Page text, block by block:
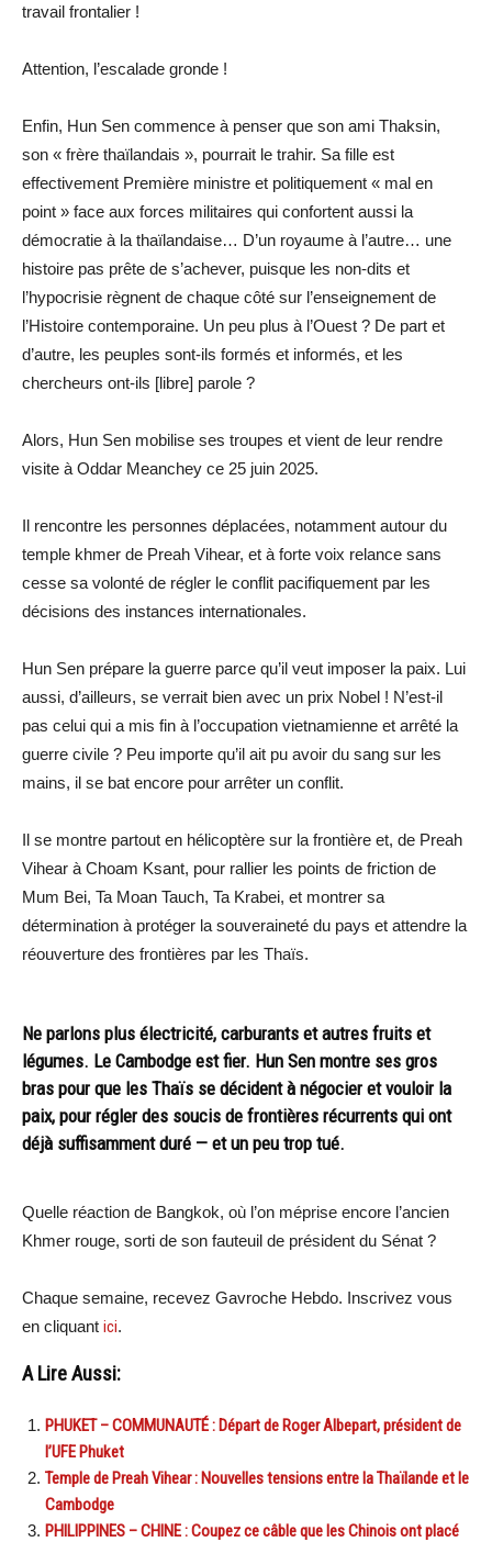
travail frontalier !
Attention, l’escalade gronde !
Enfin, Hun Sen commence à penser que son ami Thaksin,
son « frère thaïlandais », pourrait le trahir. Sa fille est
effectivement Première ministre et politiquement « mal en
point » face aux forces militaires qui confortent aussi la
démocratie à la thaïlandaise… D’un royaume à l’autre… une
histoire pas prête de s’achever, puisque les non-dits et
l’hypocrisie règnent de chaque côté sur l’enseignement de
l’Histoire contemporaine. Un peu plus à l’Ouest ? De part et
d’autre, les peuples sont-ils formés et informés, et les
chercheurs ont-ils [libre] parole ?
Alors, Hun Sen mobilise ses troupes et vient de leur rendre
visite à Oddar Meanchey ce 25 juin 2025.
Il rencontre les personnes déplacées, notamment autour du
temple khmer de Preah Vihear, et à forte voix relance sans
cesse sa volonté de régler le conflit pacifiquement par les
décisions des instances internationales.
Hun Sen prépare la guerre parce qu’il veut imposer la paix. Lui
aussi, d’ailleurs, se verrait bien avec un prix Nobel ! N’est-il
pas celui qui a mis fin à l’occupation vietnamienne et arrêté la
guerre civile ? Peu importe qu’il ait pu avoir du sang sur les
mains, il se bat encore pour arrêter un conflit.
Il se montre partout en hélicoptère sur la frontière et, de Preah
Vihear à Choam Ksant, pour rallier les points de friction de
Mum Bei, Ta Moan Tauch, Ta Krabei, et montrer sa
détermination à protéger la souveraineté du pays et attendre la
réouverture des frontières par les Thaïs.
Ne parlons plus électricité, carburants et autres fruits et
légumes. Le Cambodge est fier. Hun Sen montre ses gros
bras pour que les Thaïs se décident à négocier et vouloir la
paix, pour régler des soucis de frontières récurrents qui ont
déjà suffisamment duré — et un peu trop tué.
Quelle réaction de Bangkok, où l’on méprise encore l’ancien
Khmer rouge, sorti de son fauteuil de président du Sénat ?
Chaque semaine, recevez Gavroche Hebdo. Inscrivez vous
en cliquant ici.
A Lire Aussi:
PHUKET – COMMUNAUTÉ : Départ de Roger Albepart, président de
l’UFE Phuket
Temple de Preah Vihear : Nouvelles tensions entre la Thaïlande et le
Cambodge
PHILIPPINES – CHINE : Coupez ce câble que les Chinois ont placé